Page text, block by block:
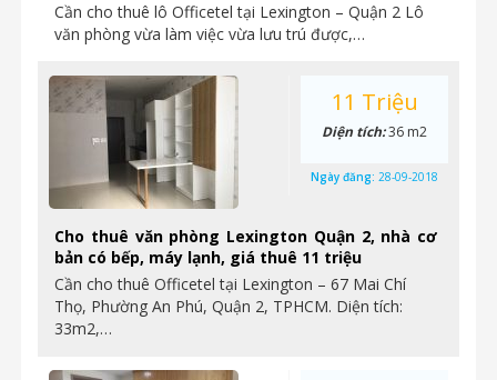
Cần cho thuê lô Officetel tại Lexington – Quận 2 Lô
văn phòng vừa làm việc vừa lưu trú được,…
Cho thuê văn phòng Lexington Quận 2, nhà cơ
bản có bếp, máy lạnh, giá thuê 11 triệu
Cần cho thuê Officetel tại Lexington – 67 Mai Chí
Thọ, Phường An Phú, Quận 2, TPHCM. Diện tích:
33m2,…
11 Triệu
Diện tích:36 m2
Ngày đăng: 28-09-2018